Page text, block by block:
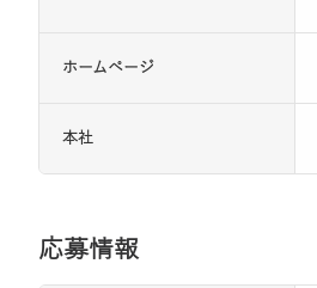
ホームページ
本社
応募情報